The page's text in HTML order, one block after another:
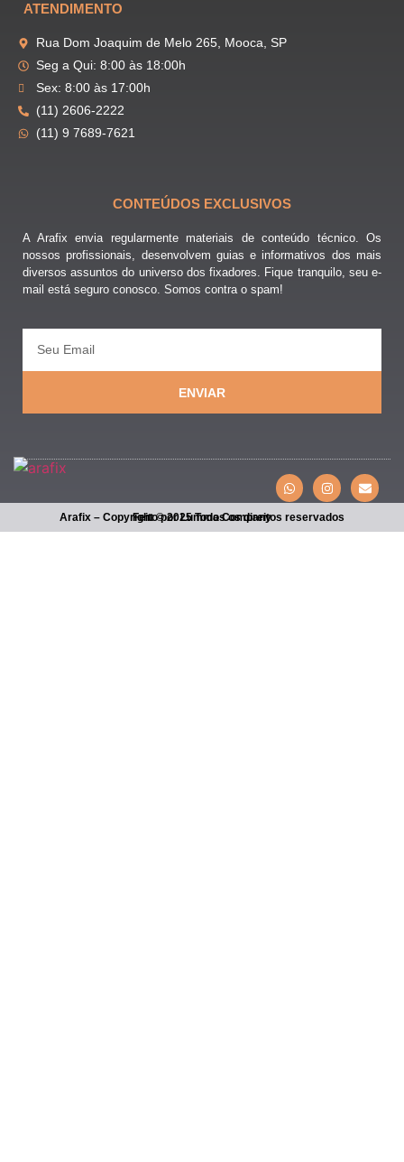
ATENDIMENTO
Rua Dom Joaquim de Melo 265, Mooca, SP
Seg a Qui: 8:00 às 18:00h
Sex: 8:00 às 17:00h
(11) 2606-2222
(11) 9 7689-7621
CONTEÚDOS EXCLUSIVOS
A Arafix envia regularmente materiais de conteúdo técnico. Os
nossos profissionais, desenvolvem guias e informativos dos mais
diversos assuntos do universo dos fixadores. Fique tranquilo, seu e-
mail está seguro conosco. Somos contra o spam!
ENVIAR
Arafix – Copyright © 2025 Todos os direitos reservados
Feito por Lumma Company